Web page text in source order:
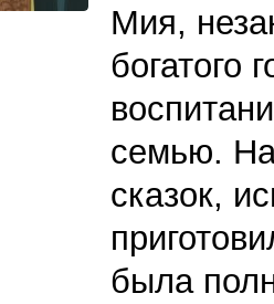
Мия,
богатого
семью.
сказок,
была